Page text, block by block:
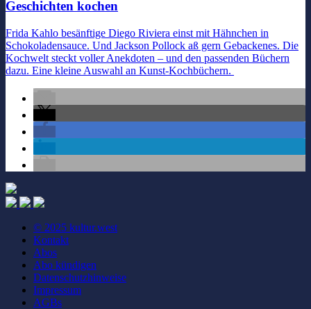
Geschichten kochen
Frida Kahlo besänftige Diego Riviera einst mit Hähnchen in
Schokoladensauce. Und Jackson Pollock aß gern Gebackenes. Die
Kochwelt steckt voller Anekdoten – und den passenden Büchern
dazu. Eine kleine Auswahl an Kunst-Kochbüchern.
© 2025 kultur.west
Kontakt
Abos
Abo kündigen
Datenschutzhinweise
Impressum
AGBs